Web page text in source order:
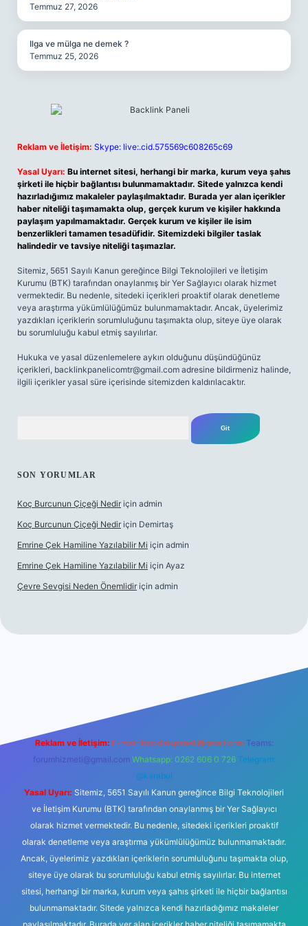
Temmuz 27, 2026
Ilga ve mülga ne demek ?
Temmuz 25, 2026
Reklam ve İletişim: Skype: live:.cid.575569c608265c69
Yasal Uyarı: Bu internet sitesi, herhangi bir marka, kurum veya şahıs
şirketi ile hiçbir bağlantısı bulunmamaktadır. Sitede yalnızca kendi
hazırladığımız makaleler paylaşılmaktadır. Burada yer alan içerikler
haber niteliği taşımamakta olup, gerçek kurum ve kişiler hakkında
paylaşım yapılmamaktadır. Gerçek kurum ve kişiler ile isim
benzerlikleri tamamen tesadüfidir. Sitemizdeki bilgiler taslak
halindedir ve tavsiye niteliği taşımazlar.
Sitemiz, 5651 Sayılı Kanun gereğince Bilgi Teknolojileri ve İletişim
Kurumu (BTK) tarafından onaylanmış bir Yer Sağlayıcı olarak hizmet
vermektedir. Bu nedenle, sitedeki içerikleri proaktif olarak denetleme
veya araştırma yükümlülüğümüz bulunmamaktadır. Ancak, üyelerimiz
yazdıkları içeriklerin sorumluluğunu taşımakta olup, siteye üye olarak
bu sorumluluğu kabul etmiş sayılırlar.
Hukuka ve yasal düzenlemelere aykırı olduğunu düşündüğünüz
içerikleri, backlinkpanelicomtr@gmail.com adresine bildirmeniz halinde,
ilgili içerikler yasal süre içerisinde sitemizden kaldırılacaktır.
SON YORUMLAR
Koç Burcunun Çiçeği Nedir için admin
Koç Burcunun Çiçeği Nedir için Demirtaş
Emrine Çek Hamiline Yazılabilir Mi için admin
Emrine Çek Hamiline Yazılabilir Mi için Ayaz
Çevre Sevgisi Neden Önemlidir için admin
Reklam ve İletişim: E-mail: backlinkpaneli@gmail.com Teams:
forumhizmeti@gmail.com Whatsapp: 0262 606 0 726 Telegram:
@karabul
Yasal Uyarı: Sitemiz, 5651 Sayılı Kanun gereğince Bilgi Teknolojileri
ve İletişim Kurumu (BTK) tarafından onaylanmış bir Yer Sağlayıcı
olarak hizmet vermektedir. Bu nedenle, sitedeki içerikleri proaktif
olarak denetleme veya araştırma yükümlülüğümüz bulunmamaktadır.
Ancak, üyelerimiz yazdıkları içeriklerin sorumluluğunu taşımakta olup,
siteye üye olarak bu sorumluluğu kabul etmiş sayılırlar. Bu internet
sitesi, herhangi bir marka, kurum veya şahıs şirketi ile hiçbir bağlantısı
bulunmamaktadır. Sitede yalnızca kendi hazırladığımız makaleler